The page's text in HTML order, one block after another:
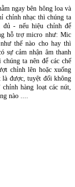
ngay bên hông loa và
chỉnh nhạc thì chúng ta
đủ - nếu hiệu chỉnh để
hỗ trợ micro như: Mic
thế nào cho hay thì
sự cảm nhận âm thanh
ta nên để các chế
chỉnh lên hoặc xuống
là được, tuyệt đối không
hàng loạt các nút,
nào ....